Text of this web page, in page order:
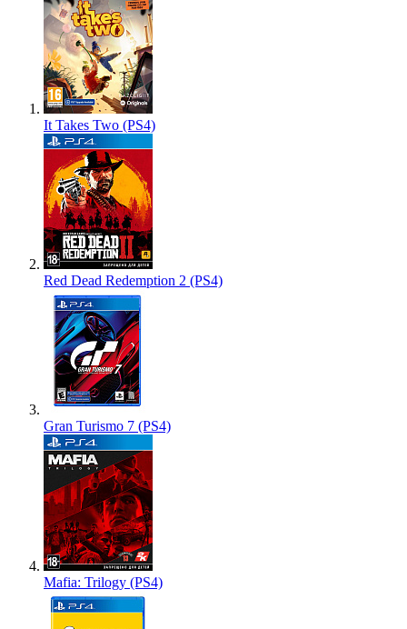
It Takes Two (PS4)
Red Dead Redemption 2 (PS4)
Gran Turismo 7 (PS4)
Mafia: Trilogy (PS4)